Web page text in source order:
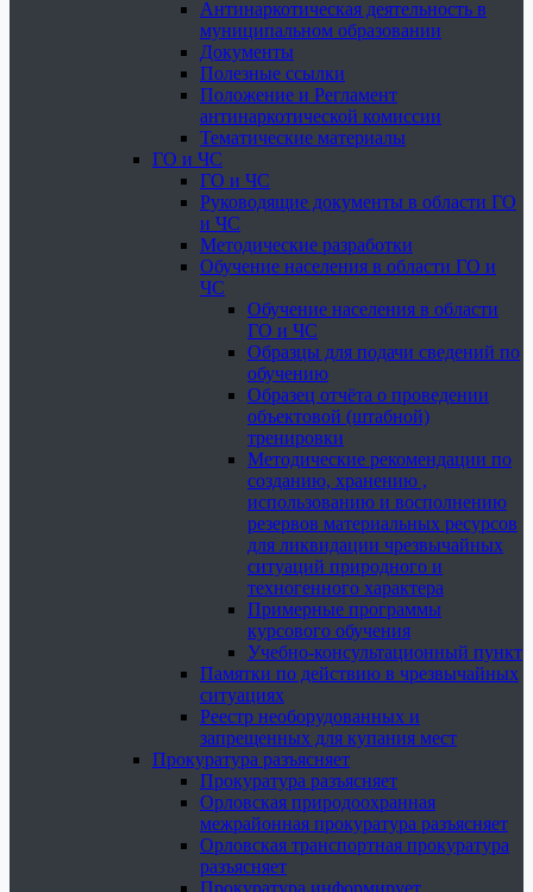
Антинаркотическая деятельность в
муниципальном образовании
Документы
Полезные ссылки
Положение и Регламент
антинаркотической комиссии
Тематические материалы
ГО и ЧС
ГО и ЧС
Руководящие документы в области ГО
и ЧС
Методические разработки
Обучение населения в области ГО и
ЧС
Обучение населения в области
ГО и ЧС
Образцы для подачи сведений по
обучению
Образец отчёта о проведении
объектовой (штабной)
тренировки
Методические рекомендации по
созданию, хранению ,
использованию и восполнению
резервов материальных ресурсов
для ликвидации чрезвычайных
ситуаций природного и
техногенного характера
Примерные программы
курсового обучения
Учебно-консультационный пункт
Памятки по действию в чрезвычайных
ситуациях
Реестр необорудованных и
запрещенных для купания мест
Прокуратура разъясняет
Прокуратура разъясняет
Орловская природоохранная
межрайонная прокуратура разъясняет
Орловская транспортная прокуратура
разъясняет
Прокуратура информирует